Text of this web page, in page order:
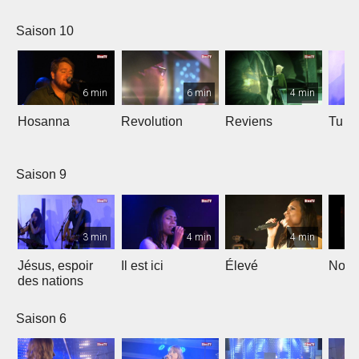
Saison 10
6 min
Hosanna
6 min
Revolution
4 min
Reviens Tu
Saison 9
3 min
Jésus, espoir
des nations
4 min
Il est ici
4 min
Élevé
Saison 6